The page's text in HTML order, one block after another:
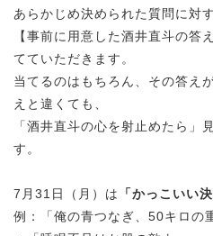
あらかじめ決められた質問に対す
【事前に用意した酒井直斗の答
てていただきます。
当てるのはもちろん、その答え
えと違くても、
「酒井直斗の心を射止めた ら」
す。
7月31日（月）は 「かっこいい
例：「俺の青つなぎ、50キロの